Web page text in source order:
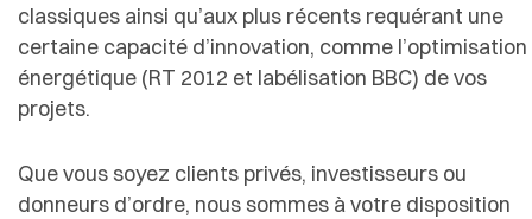
classiques ainsi qu’aux plus récents requérant une
certaine capacité d’innovation, comme l’optimisation
énergétique (RT 2012 et labélisation BBC) de vos
projets.
Que vous soyez clients privés, investisseurs ou
donneurs d’ordre, nous sommes à votre disposition